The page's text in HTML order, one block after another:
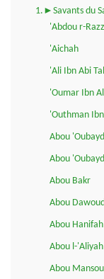
1.►Savants du
'Abdou r-
'Aichah
'Ali Ibn Abi
'Oumar Ibn
'Outhman
Abou 'Oubayd
Abou
Abou Bakr
Abou Dawoud
Abou Hanifah
Abou l-'Aliyah
Abou